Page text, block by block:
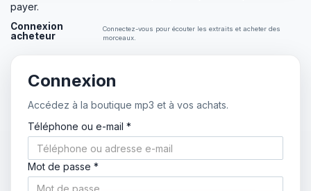
payer.
Connexion
acheteur
Connectez-vous pour écouter les extraits et acheter des
morceaux.
Connexion
Accédez à la boutique mp3 et à vos achats.
Téléphone ou e-mail *
Mot de passe *